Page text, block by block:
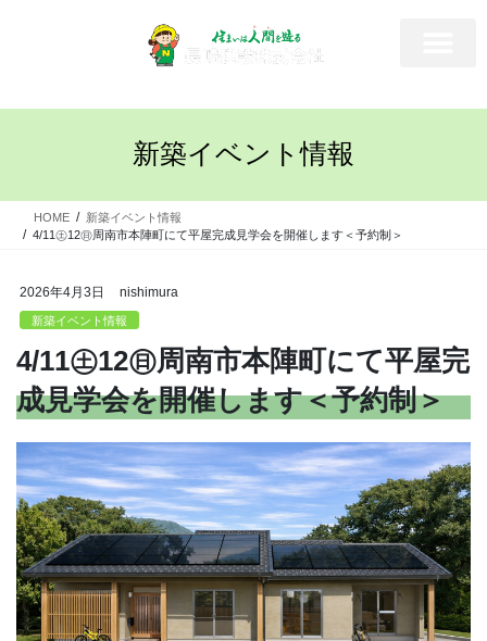
新築イベント情報
HOME
新築イベント情報
4/11㊏12㊐周南市本陣町にて平屋完成見学会を開催します＜予約制＞
2026年4月3日 nishimura
新築イベント情報
4/11㊏12㊐周南市本陣町にて平屋完
成見学会を開催します＜予約制＞